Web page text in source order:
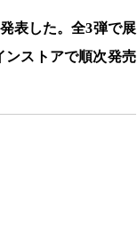
表した。全3弾で展
ンストアで順次発売